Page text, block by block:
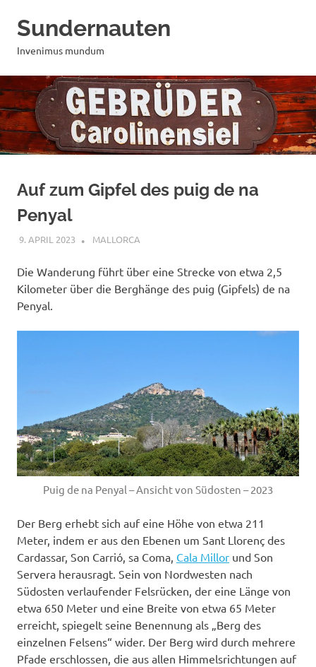
InhaltSundernauten
Invenimus mundum
Auf zum Gipfel des puig de na
Penyal
9. APRIL 2023 MAILBOX59846
MALLORCA
Die Wanderung führt über eine Strecke von etwa 2,5
Kilometer über die Berghänge des puig (Gipfels) de na
Penyal.
Puig de na Penyal – Ansicht von Südosten – 2023
Der Berg erhebt sich auf eine Höhe von etwa 211
Meter, indem er aus den Ebenen um Sant Llorenç des
Cardassar, Son Carrió, sa Coma, Cala Millor und Son
Servera herausragt. Sein von Nordwesten nach
Südosten verlaufender Felsrücken, der eine Länge von
etwa 650 Meter und eine Breite von etwa 65 Meter
erreicht, spiegelt seine Benennung als „Berg des
einzelnen Felsens“ wider. Der Berg wird durch mehrere
Pfade erschlossen, die aus allen Himmelsrichtungen auf